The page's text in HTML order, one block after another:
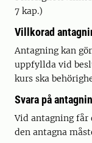
7 kap.)
Villkorad
Antagning kan
uppfyllda vid
kurs ska
Svara på
Vid antagning får
den antagna